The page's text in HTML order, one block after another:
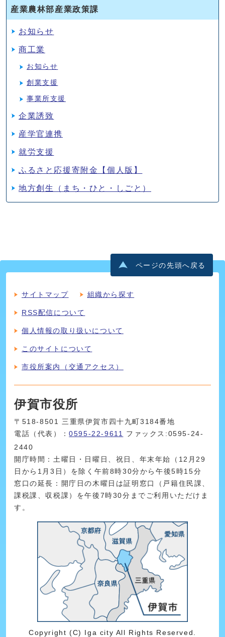
産業農林部産業政策課
お知らせ
商工業
お知らせ
創業支援
事業所支援
企業誘致
産学官連携
就労支援
ふるさと応援寄附金【個人版】
地方創生（まち・ひと・しごと）
ページの先頭へ戻る
サイトマップ 組織から探す
RSS配信について
個人情報の取り扱いについて
このサイトについて
市役所案内（交通アクセス）
伊賀市役所
〒518-8501 三重県伊賀市四十九町3184番地
電話（代表）：0595-22-9611
ファックス:0595-24-
2440
開庁時間：土曜日・日曜日、祝日、年末年始（12月29
日から1月3日）を除く午前8時30分から午後5時15分
窓口の延長：開庁日の木曜日は証明窓口（戸籍住民課、
課税課、収税課）を午後7時30分までご利用いただけま
す。
Copyright (C) Iga city All Rights Reserved.